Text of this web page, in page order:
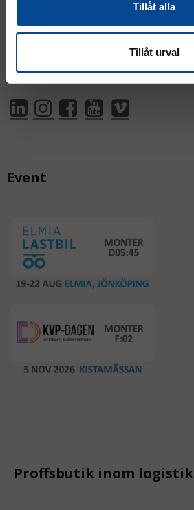
Tillåt alla
Tillåt urval
AVVIKANDE ÖPPETTIDER
Event
Proffsbutik inom logistik